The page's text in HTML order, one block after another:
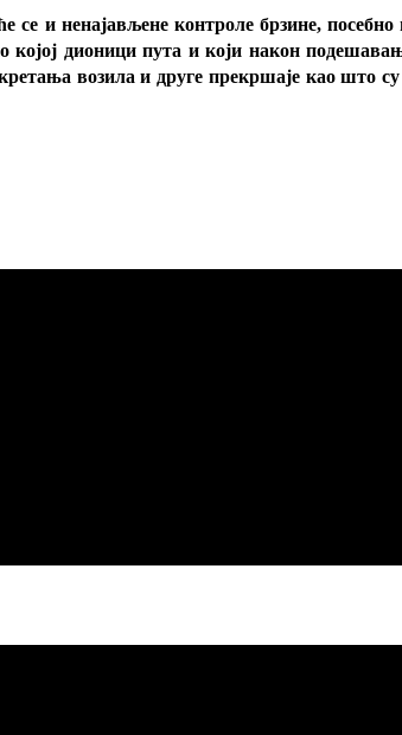
и ненајављене контроле брзине, посебно
дионици пута и који након
возила и друге прекршаје као што